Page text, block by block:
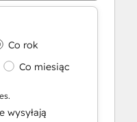
Co rok
Co miesiąc
wysyłają